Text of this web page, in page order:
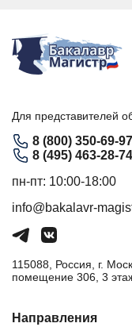
Для представителей
8 (800) 350-69-97
8 (495) 463-28-74
пн-пт: 10:00-18:00
info@bakalavr-
115088, Россия, г.
помещение 306, 3
Направления